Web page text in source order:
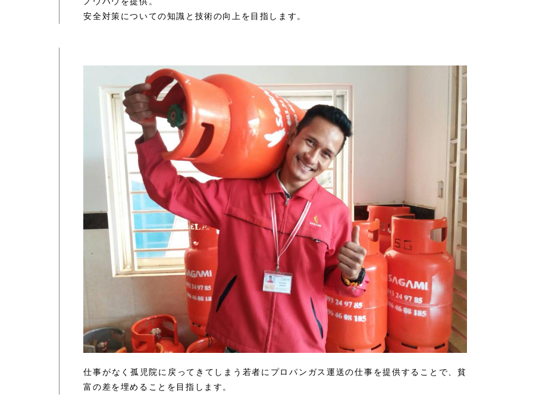
安全対策についての知識と技術の向上を目指します。
仕事がなく孤児院に戻ってきてしまう若者にプロパンガス運送の仕事を提供することで、貧
富の差を埋めることを目指します。